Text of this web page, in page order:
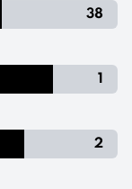
38
1
2